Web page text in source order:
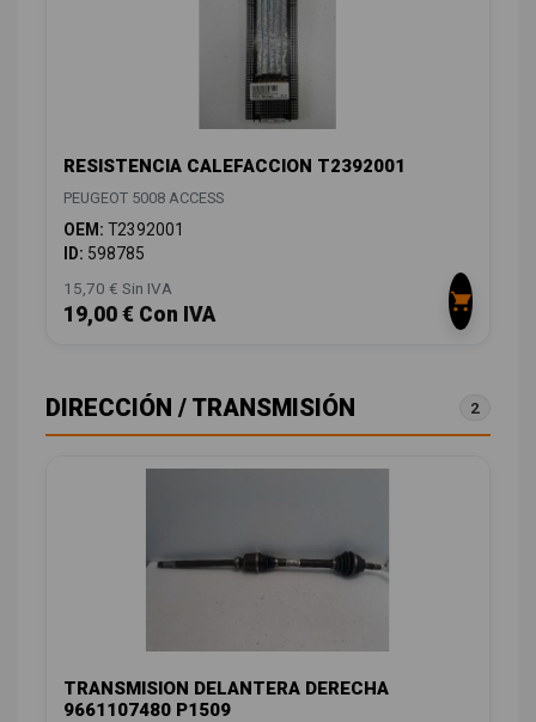
RESISTENCIA CALEFACCION T2392001
PEUGEOT 5008 ACCESS
OEM: T2392001
ID: 598785
15,70 € Sin IVA
19,00 € Con IVA
DIRECCIÓN / TRANSMISIÓN 2
TRANSMISION DELANTERA DERECHA
9661107480 P1509